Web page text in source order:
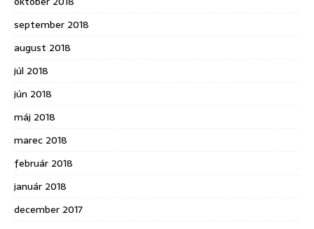
september 2018
august 2018
júl 2018
jún 2018
máj 2018
marec 2018
február 2018
január 2018
december 2017